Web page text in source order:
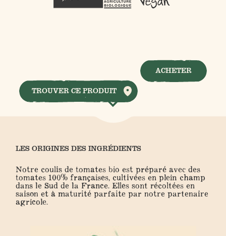
TROUVER CE PRODUIT
ACHETER
LES ORIGINES DES INGRÉDIENTS
Notre coulis de tomates bio est préparé avec des
tomates 100% françaises, cultivées en plein champ
dans le Sud de la France. Elles sont récoltées en
saison et à maturité parfaite par notre partenaire
agricole.